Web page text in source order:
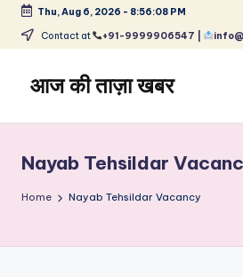
Skip
content
Thu, Aug 6, 2026 - 8:56:09 PM
Contact at +91-9999906547 |
आज की ताज़ा खबर
ताज़ा
समाचार
–
Nayab Tehsildar
Home Nayab Tehsildar Vacancy